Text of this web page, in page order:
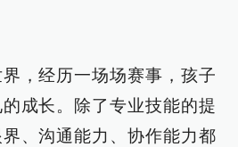
，经历一场场赛事，孩子
成长。除了专业技能的提
、沟通能力、协作能力都